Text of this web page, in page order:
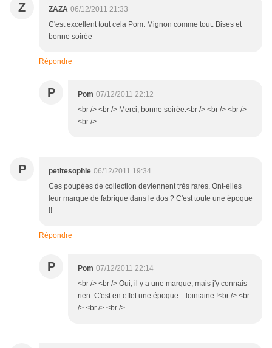
Z ZAZA 06/12/2011 21:33
C'est excellent tout cela Pom. Mignon comme tout. Bises et
bonne soirée
Répondre
P Pom 07/12/2011 22:12
<br /> <br /> Merci, bonne soirée.<br /> <br /> <br />
<br />
P petitesophie 06/12/2011 19:34
Ces poupées de collection deviennent très rares. Ont-elles
leur marque de fabrique dans le dos ? C'est toute une époque
!!
Répondre
P Pom 07/12/2011 22:14
<br /> <br /> Oui, il y a une marque, mais j'y connais
rien. C'est en effet une époque... lointaine !<br /> <br
/> <br /> <br />